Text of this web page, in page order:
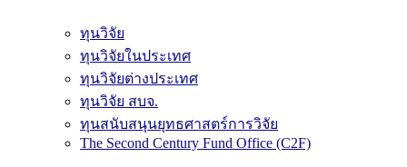
ทุนวิจัย
ทุนวิจัยในประเทศ
ทุนวิจัยต่างประเทศ
ทุนวิจัย สบจ.
ทุนสนับสนุนยุทธศาสตร์การวิจัย
The Second Century Fund Office (C2F)